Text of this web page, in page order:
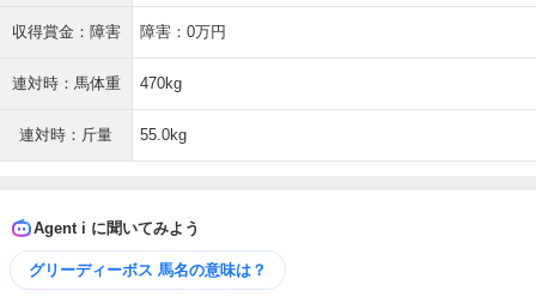
収得賞金：障害 障害：0万円
連対時：馬体重 470kg
連対時：斤量 55.0kg
Agent i に聞いてみよう
グリーディーボス 馬名の意味は？